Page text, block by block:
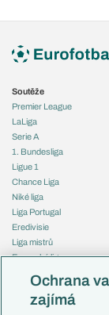
Soutěže
Premier League
LaLiga
Serie A
1. Bundesliga
Ligue 1
Chance Liga
Niké liga
Liga Portugal
Eredivisie
Liga mistrů
Evropská liga
Mistrovství světa
Liga národů
Ochrana
zajímá